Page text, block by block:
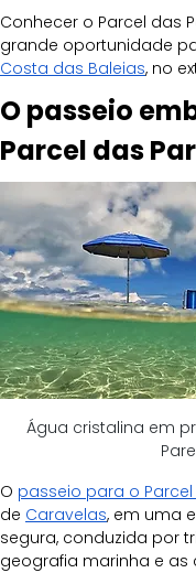
Conhecer o Parcel das
grande oportunidade
Costa das Baleias, no
O passeio
Parcel das
Água cristalina em
O passeio para o
de Caravelas, em uma
segura, conduzida por
geografia marinha e